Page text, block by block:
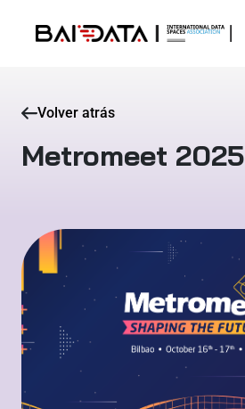
Volver atrás
Metromeet 2025